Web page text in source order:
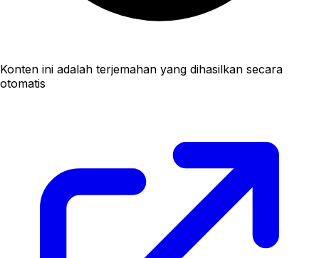
Konten ini adalah terjemahan yang dihasilkan secara
otomatis